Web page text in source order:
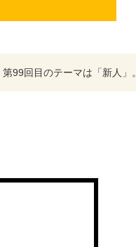
99回目のテーマは「新人」。